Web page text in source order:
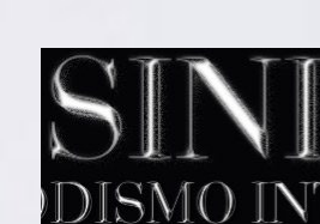
EL SINDICAL
Periodismo Inteligente